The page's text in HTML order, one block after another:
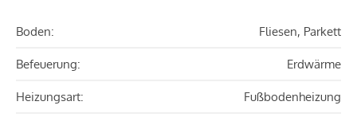
Boden: Fliesen, Parkett
Befeuerung: Erdwärme
Heizungsart: Fußbodenheizung